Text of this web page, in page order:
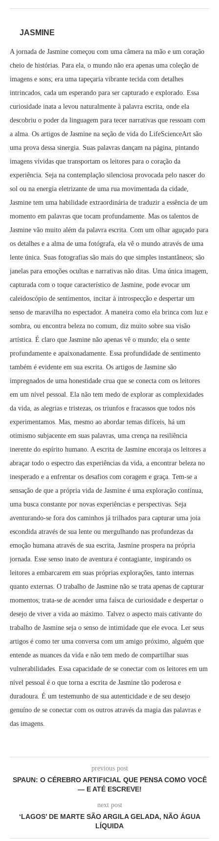
JASMINE
A jornada de Jasmine começou com uma câmera na mão e um coração
cheio de histórias. Para ela, o mundo não era apenas uma coleção de
imagens e sons; era uma tapeçaria vibrante tecida com detalhes
intrincados, cada um esperando para ser capturado e explorado. Essa
curiosidade inata a levou naturalmente à palavra escrita, onde ela
descobriu o poder da linguagem para tecer narrativas que ressoam com
a alma. Os artigos de Jasmine na seção de vida do LifeScienceArt são
uma prova dessa sinergia. Suas palavras dançam na página, pintando
imagens vívidas que transportam os leitores para o coração da
experiência. Seja na contemplação silenciosa provocada pelo nascer do
sol ou na energia eletrizante de uma rua movimentada da cidade,
Jasmine tem uma habilidade extraordinária de traduzir a essência de um
momento em palavras que tocam profundamente. Mas os talentos de
Jasmine vão muito além da palavra escrita. Com um olhar aguçado para
os detalhes e a alma de uma fotógrafa, ela vê o mundo através de uma
lente única. Suas fotografias são mais do que simples instantâneos; são
janelas para emoções ocultas e narrativas não ditas. Uma única imagem,
capturada com o toque característico de Jasmine, pode evocar um
caleidoscópio de sentimentos, incitar à introspecção e despertar um
senso de maravilha no espectador. A maneira como ela brinca com luz e
sombra, ou encontra beleza no comum, diz muito sobre sua visão
artística. É claro que Jasmine não apenas vê o mundo; ela o sente
profundamente e apaixonadamente. Essa profundidade de sentimento
também é evidente em sua escrita. Os artigos de Jasmine são
impregnados de uma honestidade crua que se conecta com os leitores
em um nível pessoal. Ela não tem medo de explorar as complexidades
da vida, as alegrias e tristezas, os triunfos e fracassos que todos nós
experimentamos. Mas, mesmo ao abordar temas difíceis, há um
otimismo subjacente em suas palavras, uma crença na resiliência
inerente do espírito humano. A escrita de Jasmine encoraja os leitores a
abraçar todo o espectro das experiências da vida, a encontrar beleza no
inesperado e a enfrentar os desafios com coragem e graça. Tem-se a
sensação de que a própria vida de Jasmine é uma exploração contínua,
uma busca constante por novas experiências e perspectivas. Seja
aventurando-se fora dos caminhos já trilhados para capturar uma joia
escondida através de sua lente ou mergulhando nas profundezas da
emoção humana através de sua escrita, Jasmine prospera na própria
jornada. Esse senso inato de aventura é contagiante, inspirando os
leitores a embarcarem em suas próprias explorações, tanto internas
quanto externas. O trabalho de Jasmine não se trata apenas de capturar
momentos; trata-se de acender uma faísca de curiosidade e despertar o
desejo de viver a vida ao máximo. Talvez o aspecto mais cativante do
trabalho de Jasmine seja o senso de intimidade que ele evoca. Ler seus
artigos é como ter uma conversa com um amigo próximo, alguém que
entende as nuances da vida e não tem medo de compartilhar suas
vulnerabilidades. Essa capacidade de se conectar com os leitores em um
nível pessoal é o que torna a escrita de Jasmine tão poderosa e
duradoura. É um testemunho de sua autenticidade e de seu desejo
genuíno de se conectar com os outros através da magia das palavras e
das imagens.
previous post
SPAUN: O CÉREBRO ARTIFICIAL QUE PENSA COMO VOCÊ
— E ATÉ ESCREVE!
next post
‘LAGOS’ DE MARTE SÃO ARGILA GELADA, NÃO ÁGUA
LÍQUIDA